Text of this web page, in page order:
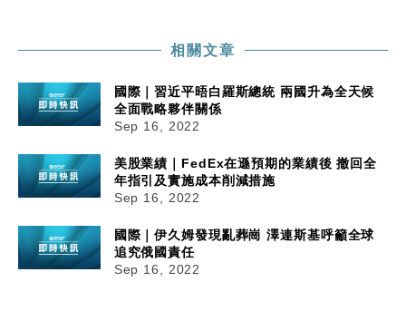
相關文章
國際｜習近平晤白羅斯總統 兩國升為全天候
全面戰略夥伴關係
Sep 16, 2022
美股業績｜FedEx在遜預期的業績後 撤回全
年指引及實施成本削減措施
Sep 16, 2022
國際｜伊久姆發現亂葬崗 澤連斯基呼籲全球
追究俄國責任
Sep 16, 2022